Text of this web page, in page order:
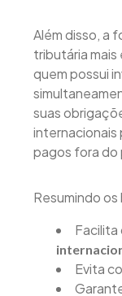
Além disso, a
tributária
quem possui
suas
internacionais
pagos fora do
Resumindo
Facilita
Evita